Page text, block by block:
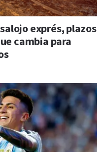
exprés, plazos
cambia para